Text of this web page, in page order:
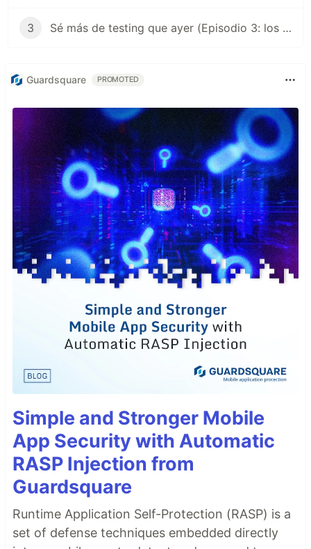
3 Sé más de testing que ayer (Episodio 3: los matchers más guays de Jest)
Guardsquare PROMOTED
Simple and Stronger Mobile
App Security with Automatic
RASP Injection from
Guardsquare
Runtime Application Self-Protection (RASP) is a
set of defense techniques embedded directly